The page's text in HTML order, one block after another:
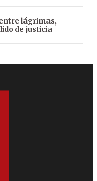
lágrimas,
de justicia